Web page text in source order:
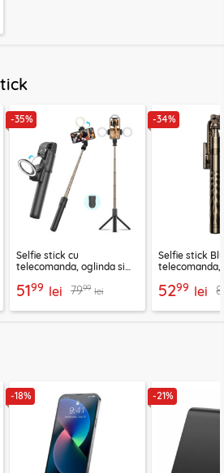
-35%
Selfie stick cu
telecomanda, oglinda si
5199 lei 7999 lei
-34%
Selfie stick
telecomanda,
5299 lei
-18% -21%